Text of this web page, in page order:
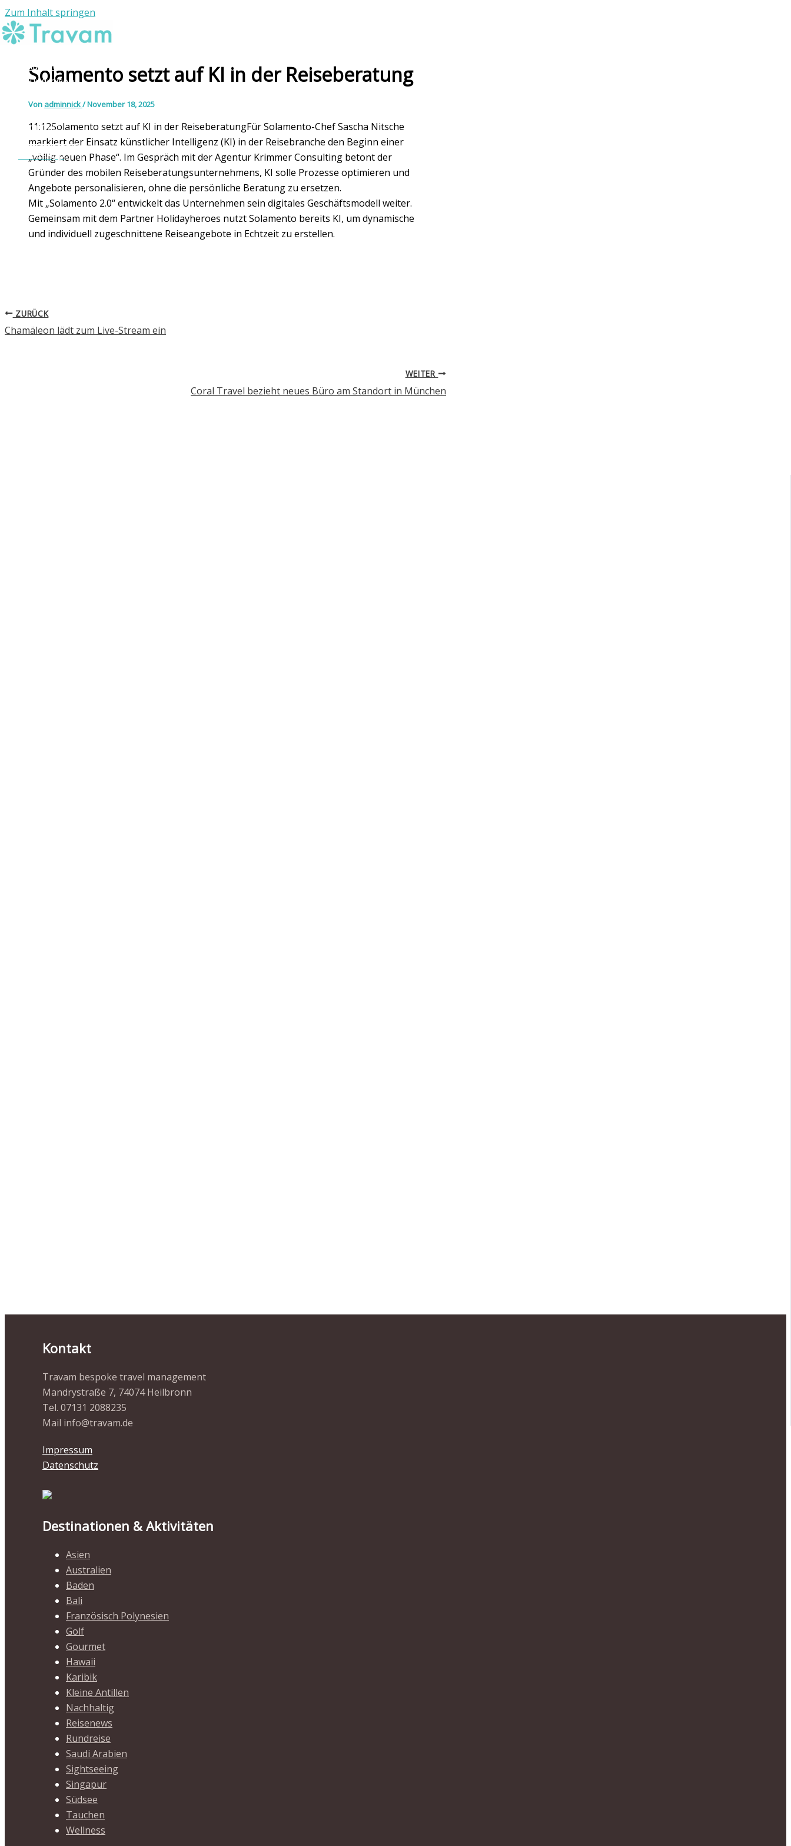
Zum Inhalt springen
Individuelle Reisen
Rundreisen
Die Agentur
Kontakt
WhatsApp
Solamento setzt auf KI in der Reiseberatung
Von adminnick/November 18, 2025
11:12Solamento setzt auf KI in der ReiseberatungFür Solamento-Chef Sascha Nitsche
markiert der Einsatz künstlicher Intelligenz (KI) in der Reisebranche den Beginn einer
„völlig neuen Phase“. Im Gespräch mit der Agentur Krimmer Consulting betont der
Gründer des mobilen Reiseberatungsunternehmens, KI solle Prozesse optimieren und
Angebote personalisieren, ohne die persönliche Beratung zu ersetzen.
Mit „Solamento 2.0“ entwickelt das Unternehmen sein digitales Geschäftsmodell weiter.
Gemeinsam mit dem Partner Holidayheroes nutzt Solamento bereits KI, um dynamische
und individuell zugeschnittene Reiseangebote in Echtzeit zu erstellen.
ZURÜCK
Chamäleon lädt zum Live-Stream ein
WEITER
Coral Travel bezieht neues Büro am Standort in München
Kontakt
Travam bespoke travel management
Mandrystraße 7, 74074 Heilbronn
Tel. 07131 2088235
Mail info@travam.de
Impressum
Datenschutz
Destinationen & Aktivitäten
Asien
Australien
Baden
Bali
Französisch Polynesien
Golf
Gourmet
Hawaii
Karibik
Kleine Antillen
Nachhaltig
Reisenews
Rundreise
Saudi Arabien
Sightseeing
Singapur
Südsee
Tauchen
Wellness